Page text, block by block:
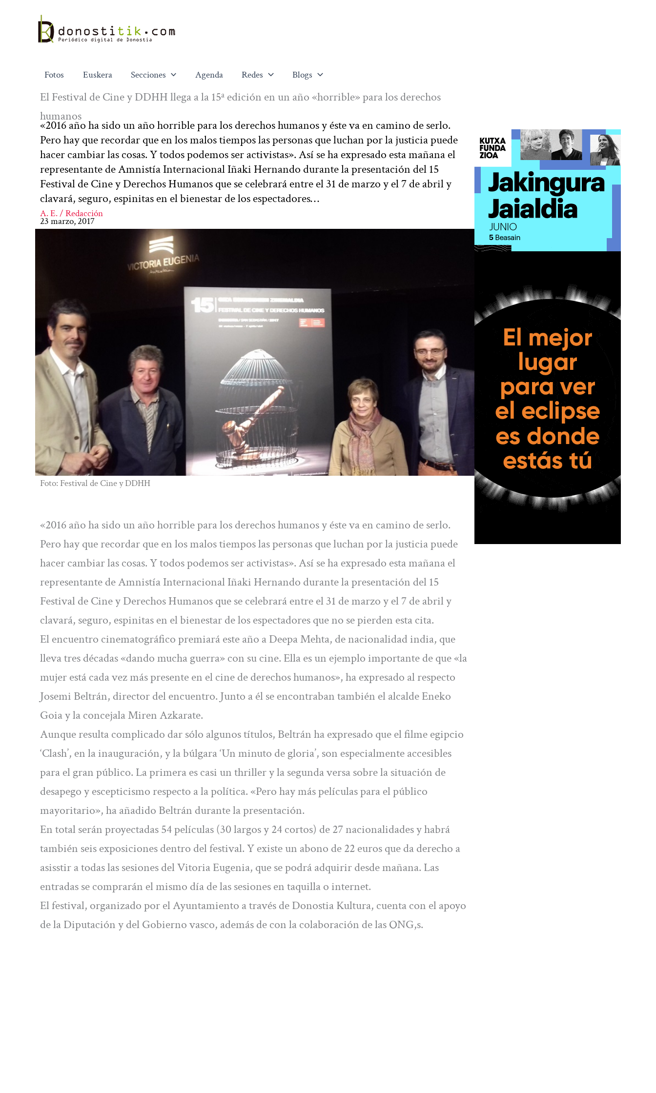
contenido
Fotos Euskera Secciones Agenda Redes Blogs
El Festival de Cine y DDHH llega a la 15ª edición en un año «horrible» para los derechos
humanos
«2016 año ha sido un año horrible para los derechos humanos y éste va en camino de serlo.
Pero hay que recordar que en los malos tiempos las personas que luchan por la justicia puede
hacer cambiar las cosas. Y todos podemos ser activistas». Así se ha expresado esta mañana el
representante de Amnistía Internacional Iñaki Hernando durante la presentación del 15
Festival de Cine y Derechos Humanos que se celebrará entre el 31 de marzo y el 7 de abril y
clavará, seguro, espinitas en el bienestar de los espectadores…
A. E. / Redacción
23 marzo, 2017
Foto: Festival de Cine y DDHH
«2016 año ha sido un año horrible para los derechos humanos y éste va en camino de serlo.
Pero hay que recordar que en los malos tiempos las personas que luchan por la justicia puede
hacer cambiar las cosas. Y todos podemos ser activistas». Así se ha expresado esta mañana el
representante de Amnistía Internacional Iñaki Hernando durante la presentación del 15
Festival de Cine y Derechos Humanos que se celebrará entre el 31 de marzo y el 7 de abril y
clavará, seguro, espinitas en el bienestar de los espectadores que no se pierden esta cita.
El encuentro cinematográfico premiará este año a Deepa Mehta, de nacionalidad india, que
lleva tres décadas «dando mucha guerra» con su cine. Ella es un ejemplo importante de que «la
mujer está cada vez más presente en el cine de derechos humanos», ha expresado al respecto
Josemi Beltrán, director del encuentro. Junto a él se encontraban también el alcalde Eneko
Goia y la concejala Miren Azkarate.
Aunque resulta complicado dar sólo algunos títulos, Beltrán ha expresado que el filme egipcio
‘Clash’, en la inauguración, y la búlgara ‘Un minuto de gloria’, son especialmente accesibles
para el gran público. La primera es casi un thriller y la segunda versa sobre la situación de
desapego y escepticismo respecto a la política. «Pero hay más películas para el público
mayoritario», ha añadido Beltrán durante la presentación.
En total serán proyectadas 54 películas (30 largos y 24 cortos) de 27 nacionalidades y habrá
también seis exposiciones dentro del festival. Y existe un abono de 22 euros que da derecho a
asisstir a todas las sesiones del Vitoria Eugenia, que se podrá adquirir desde mañana. Las
entradas se comprarán el mismo día de las sesiones en taquilla o internet.
El festival, organizado por el Ayuntamiento a través de Donostia Kultura, cuenta con el apoyo
de la Diputación y del Gobierno vasco, además de con la colaboración de las ONG,s.